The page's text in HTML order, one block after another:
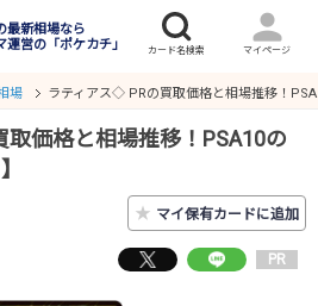
最新相場なら
運営の「ポケカチ」
場 ラティアス◇ PRの買取価格と相場推移！
価格と相場推移！PSA10の
★ マイ保有カードに追加
PR